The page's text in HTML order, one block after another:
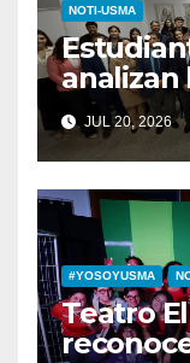
NOTI-USMA
analizan
delJUL 20, 2026
#YOSOYUSMA
Teatro